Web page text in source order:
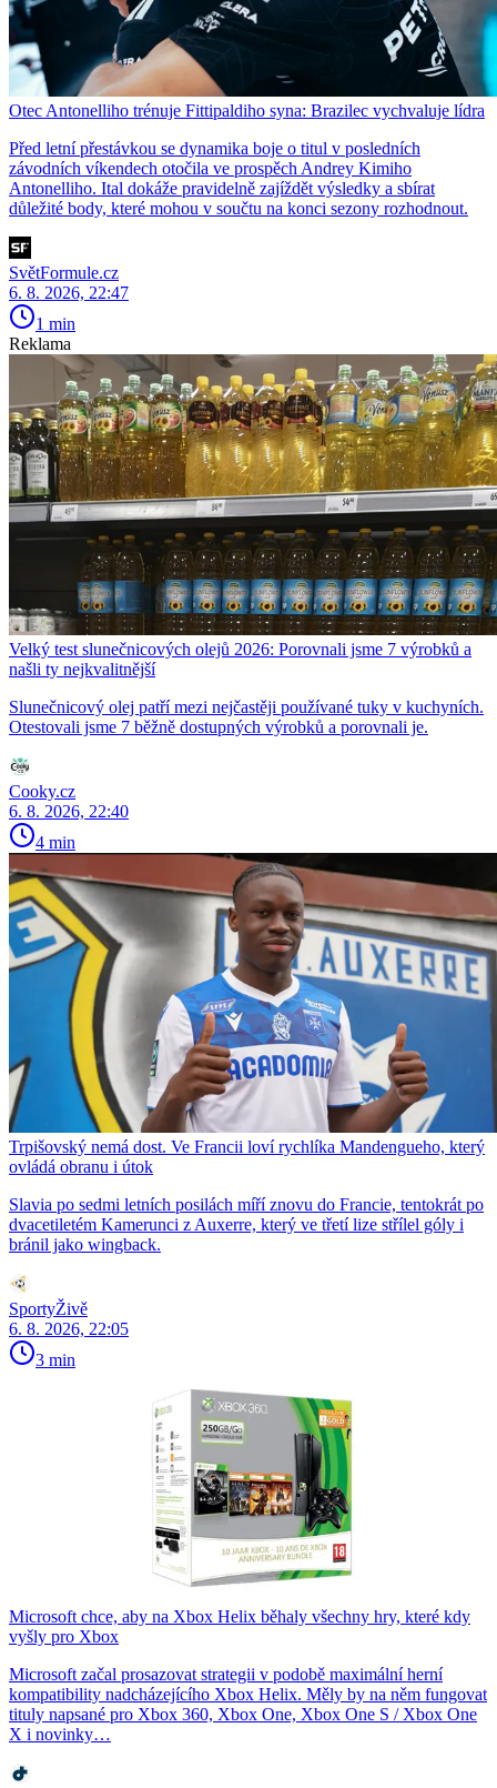
Otec Antonelliho trénuje Fittipaldiho syna: Brazilec vychvaluje lídra
Před letní přestávkou se dynamika boje o titul v posledních
závodních víkendech otočila ve prospěch Andrey Kimiho
Antonelliho. Ital dokáže pravidelně zajíždět výsledky a sbírat
důležité body, které mohou v součtu na konci sezony rozhodnout.
SvětFormule.cz
6. 8. 2026, 22:47
1 min
Reklama
Velký test slunečnicových olejů 2026: Porovnali jsme 7 výrobků a
našli ty nejkvalitnější
Slunečnicový olej patří mezi nejčastěji používané tuky v kuchyních.
Otestovali jsme 7 běžně dostupných výrobků a porovnali je.
Cooky.cz
6. 8. 2026, 22:40
4 min
Trpišovský nemá dost. Ve Francii loví rychlíka Mandengueho, který
ovládá obranu i útok
Slavia po sedmi letních posilách míří znovu do Francie, tentokrát po
dvacetiletém Kamerunci z Auxerre, který ve třetí lize střílel góly i
bránil jako wingback.
SportyŽivě
6. 8. 2026, 22:05
3 min
Microsoft chce, aby na Xbox Helix běhaly všechny hry, které kdy
vyšly pro Xbox
Microsoft začal prosazovat strategii v podobě maximální herní
kompatibility nadcházejícího Xbox Helix. Měly by na něm fungovat
tituly napsané pro Xbox 360, Xbox One, Xbox One S / Xbox One
X i novinky…